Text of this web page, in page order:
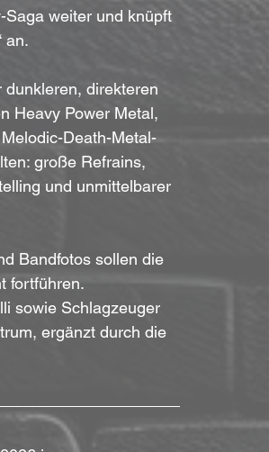
weiter und knüpft
an.
dunkleren, direkteren
Heavy Power Metal,
Death-Metal-
große Refrains,
und unmittelbarer
Bandfotos sollen die
fortführen.
sowie Schlagzeuger
ergänzt durch die